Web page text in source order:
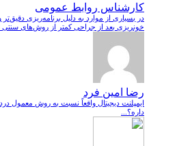
کارشناس روابط عمومی
در بسیاری از موارد به دلیل برنامه‌ریزی
خونریزی بعد از جراحی کمتر از روش‌های سنتی
رضا امین فرد
ایمپلنت دیجیتال واقعاً نسبت به روش معمول درد
داره؟...